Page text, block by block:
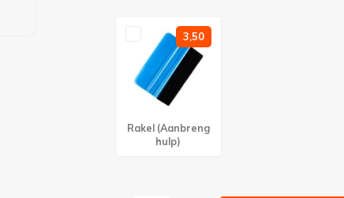
3,50
Rakel (Aanbreng
hulp)